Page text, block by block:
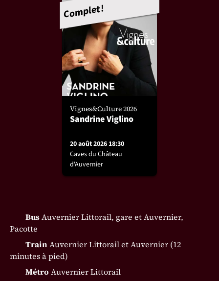
Vignes&Culture 2026
Sandrine Viglino
20 août 2026 18:30
Caves du Château
d'Auvernier
Complet !
BusAuvernier Littorail, gare et Auvernier,
Pacotte
TrainAuvernier Littorail et Auvernier (12
minutes à pied)
Métro Auvernier Littorail